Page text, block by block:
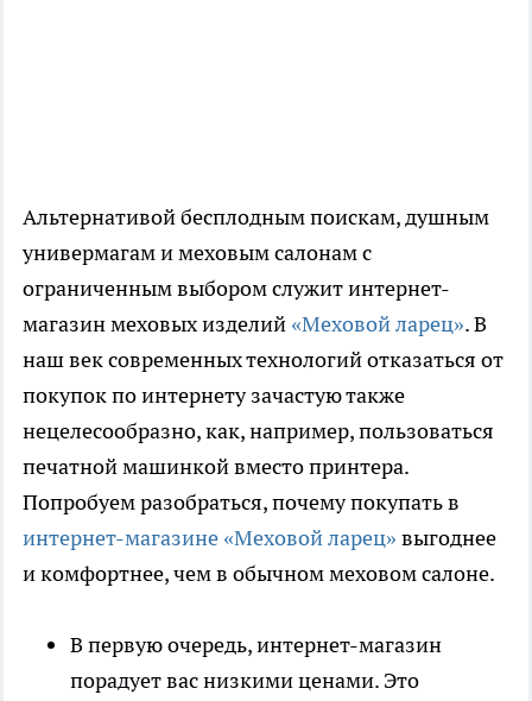
Альтернативой бесплодным поискам, душным
универмагам и меховым салонам с
ограниченным выбором служит интернет-
магазин меховых изделий «Меховой ларец». В
наш век современных технологий отказаться от
покупок по интернету зачастую также
нецелесообразно, как, например, пользоваться
печатной машинкой вместо принтера.
Попробуем разобраться, почему покупать в
интернет-магазине «Меховой ларец» выгоднее
и комфортнее, чем в обычном меховом салоне.
В первую очередь, интернет-магазин
порадует вас низкими ценами. Это